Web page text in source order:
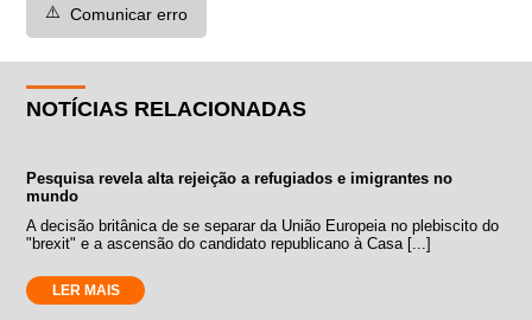
⚠️ Comunicar erro
NOTÍCIAS RELACIONADAS
Pesquisa revela alta rejeição a refugiados e imigrantes no
mundo
A decisão britânica de se separar da União Europeia no plebiscito do
"brexit" e a ascensão do candidato republicano à Casa [...]
LER MAIS